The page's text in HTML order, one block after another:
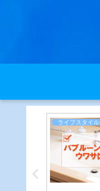
ライフスタイル